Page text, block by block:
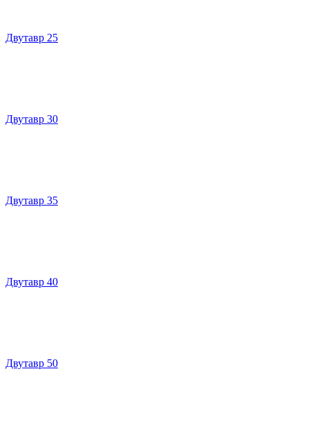
Двутавр 25
Двутавр 30
Двутавр 35
Двутавр 40
Двутавр 50